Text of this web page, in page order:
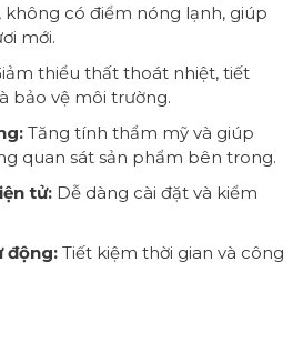
có điểm nóng lạnh, giúp
mới.
thiểu thất thoát nhiệt, tiết
bảo vệ môi trường.
Tăng tính thẩm mỹ và giúp
quan sát sản phẩm bên trong.
tử:Dễ dàng cài đặt và kiểm
động:Tiết kiệm thời gian và công